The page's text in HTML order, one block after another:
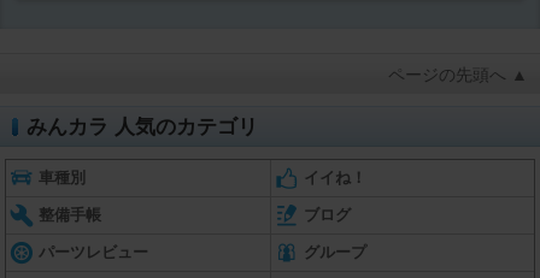
ページの先頭へ ▲
みんカラ 人気のカテゴリ
車種別 イイね！
整備手帳 ブログ
パーツレビュー グループ